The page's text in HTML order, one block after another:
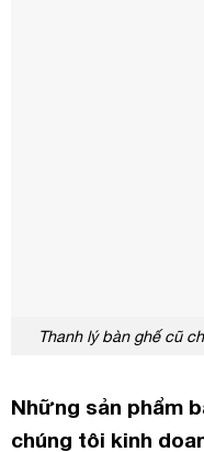
Thanh lý bàn ghế cũ
Những sản phẩm
chúng tôi kinh